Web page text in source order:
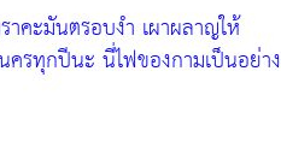
คะมันตรอบงำ เผาผลาญให้
รทุกปีนะ นี่ไฟของกามเป็นอย่าง